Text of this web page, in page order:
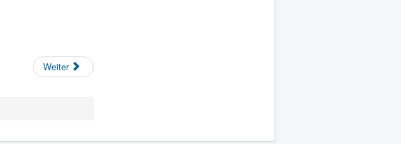
Weiter